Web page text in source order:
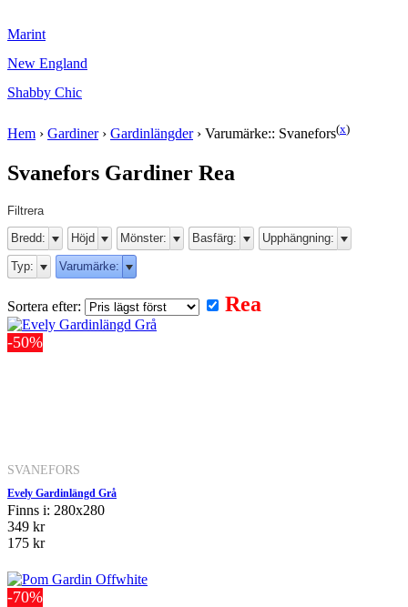
Marint
New England
Shabby Chic
Hem › Gardiner› Gardinlängder› Varumärke:: Svanefors(x)
Svanefors Gardiner Rea
Filtrera
Bredd:
Höjd Mönster: Basfärg: Upphängning:
Typ: Varumärke:
Sortera efter: Rea
-50%
SVANEFORS
Evely Gardinlängd Grå
Finns i: 280x280
349 kr
175 kr
-70%